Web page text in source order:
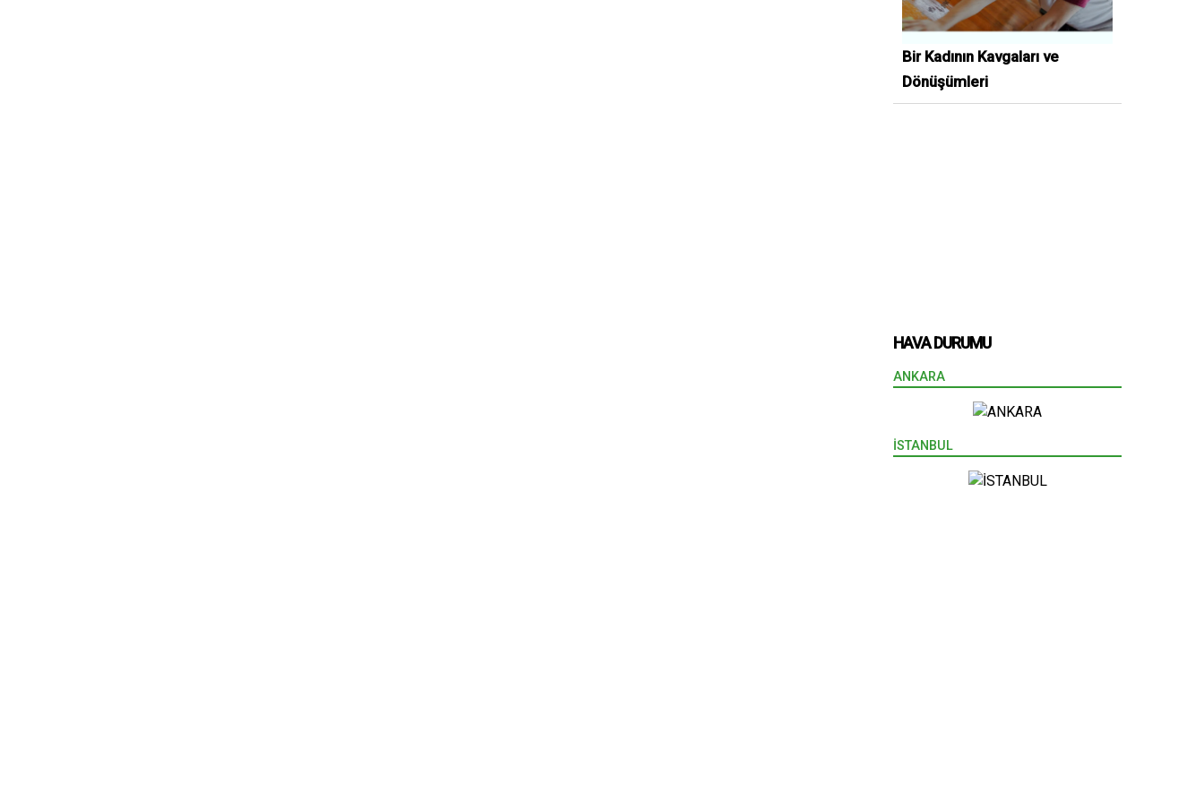
Bir Kadının Kavgaları ve
Dönüşümleri
HAVA DURUMU
ANKARA
İSTANBUL